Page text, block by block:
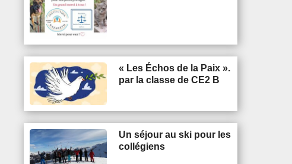
« Les Échos de la Paix ».
par la classe de CE2 B
Un séjour au ski pour les
collégiens